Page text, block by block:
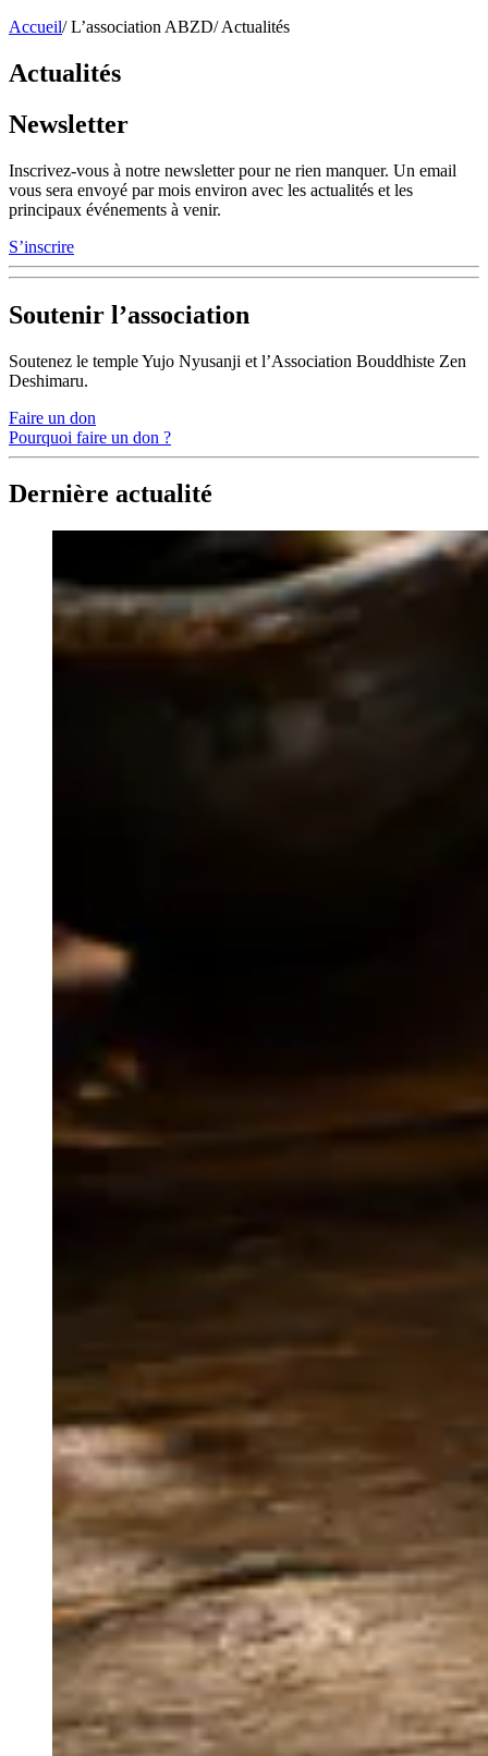
Accueil/ L’association ABZD/ Actualités
Actualités
Newsletter
Inscrivez-vous à notre newsletter pour ne rien manquer. Un email
vous sera envoyé par mois environ avec les actualités et les
principaux événements à venir.
S’inscrire
Soutenir l’association
Soutenez le temple Yujo Nyusanji et l’Association Bouddhiste Zen
Deshimaru.
Faire un don
Pourquoi faire un don ?
Dernière actualité